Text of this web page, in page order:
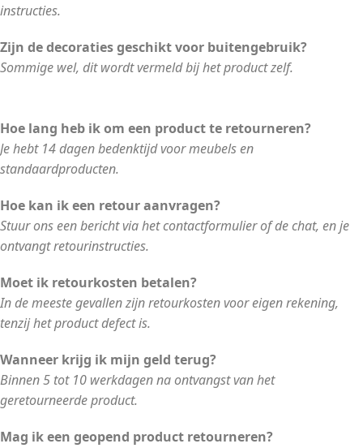
instructies.
Zijn de decoraties geschikt voor buitengebruik?
Sommige wel, dit wordt vermeld bij het product zelf.
Hoe lang heb ik om een product te retourneren?
Je hebt 14 dagen bedenktijd voor meubels en
standaardproducten.
Hoe kan ik een retour aanvragen?
Stuur ons een bericht via het contactformulier of de chat, en je
ontvangt retourinstructies.
Moet ik retourkosten betalen?
In de meeste gevallen zijn retourkosten voor eigen rekening,
tenzij het product defect is.
Wanneer krijg ik mijn geld terug?
Binnen 5 tot 10 werkdagen na ontvangst van het
geretourneerde product.
Mag ik een geopend product retourneren?